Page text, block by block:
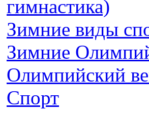
гимнастика)
Зимние виды
Зимние
Олимпийский
Спорт